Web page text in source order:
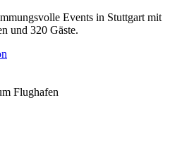
Events in Stuttgart mit
und 320 Gäste.
Flughafen